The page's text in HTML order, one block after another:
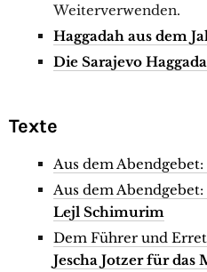
Weiterverwenden.
Haggadah aus dem
Die Sarajevo
Texte
Aus dem Abendgebet:
Aus dem Abendgebet:
Lejl Schimurim
Dem Führer und
Jescha Jotzer für das